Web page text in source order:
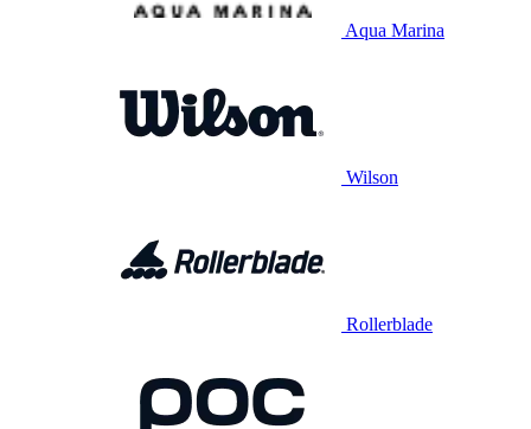
Aqua Marina
Wilson
Rollerblade